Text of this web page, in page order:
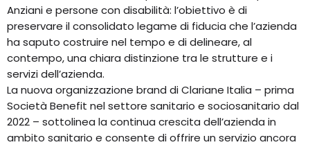
Anziani e persone con disabilità: l’obiettivo è di
preservare il consolidato legame di fiducia che l’azienda
ha saputo costruire nel tempo e di delineare, al
contempo, una chiara distinzione tra le strutture e i
servizi dell’azienda.
La nuova organizzazione brand di Clariane Italia – prima
Società Benefit nel settore sanitario e sociosanitario dal
2022 – sottolinea la continua crescita dell’azienda in
ambito sanitario e consente di offrire un servizio ancora